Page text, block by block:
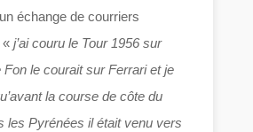
échange de courriers
«j’ai couru le Tour 1956 sur
le courait sur Ferrari et je
la course de côte du
les Pyrénées il était venu vers